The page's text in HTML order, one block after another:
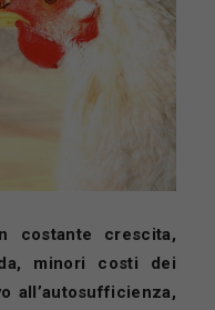
costante crescita,
minori costi dei
all’autosufficienza,